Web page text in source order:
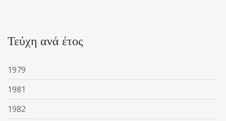
Τεύχη ανά έτος
1979
1981
1982